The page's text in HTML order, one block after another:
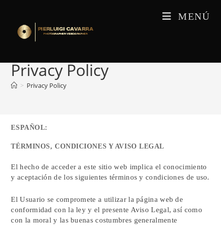
contenido
MENÚ
Privacy Policy
> Privacy Policy
ESPAÑOL:
TÉRMINOS, CONDICIONES Y AVISO LEGAL
El hecho de acceder a este sitio web implica el conocimiento
y aceptación de los siguientes términos y condiciones de uso.
El Usuario se compromete a utilizar la página web de
conformidad con la ley y el presente Aviso Legal, así como
con la moral y las buenas costumbres generalmente